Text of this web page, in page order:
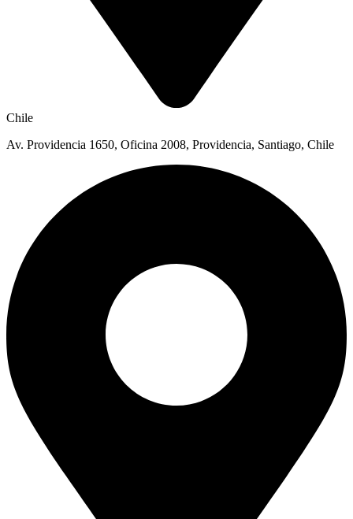
Chile
Av. Providencia 1650, Oficina 2008, Providencia, Santiago, Chile